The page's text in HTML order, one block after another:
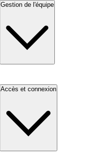
Gestion de l'équipe
Accès et connexion